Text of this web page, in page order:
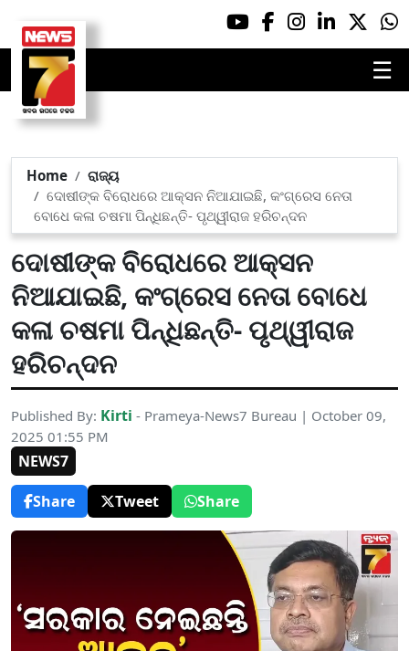
☰
Home
ରାଜ୍ୟ
ଦୋଷୀଙ୍କ ବିରୋଧରେ ଆକ୍ସନ ନିଆଯାଇଛି, କଂଗ୍ରେସ ନେତା
ବୋଧେ କଳା ଚଷମା ପିନ୍ଧିଛନ୍ତି- ପୃଥ୍ୱୀରାଜ ହରିଚନ୍ଦନ
ଦୋଷୀଙ୍କ ବିରୋଧରେ ଆକ୍ସନ
ନିଆଯାଇଛି, କଂଗ୍ରେସ ନେତା ବୋଧେ
କଳା ଚଷମା ପିନ୍ଧିଛନ୍ତି- ପୃଥ୍ୱୀରାଜ
ହରିଚନ୍ଦନ
Published By: Kirti - Prameya-News7 Bureau | October 09,
2025 01:55 PM
NEWS7
Share
Tweet Share